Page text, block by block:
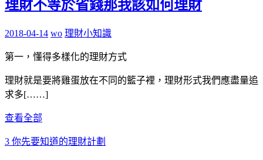
理財不等於省錢那我該如何理財
2018-04-14 wo 理財小知識
第一，懂得多樣化的理財方式
理財就是要將雞蛋放在不同的籃子裡，理財形式我們應盡量追
求多[……]
查看全部
3 你先要知道的理財計劃